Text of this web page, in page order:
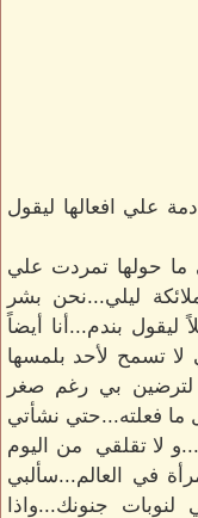
علي افعالها ليقول
حولها تمردت علي
ليلي...نحن بشر
بندم...أنا أيضاً
لا تسمح لأحد بلمسها
لترضين بي رغم صغر
ما فعلته...حتي نشأتي
لا تقلقي من اليوم
في العالم...سألبي
جنونك...واذا